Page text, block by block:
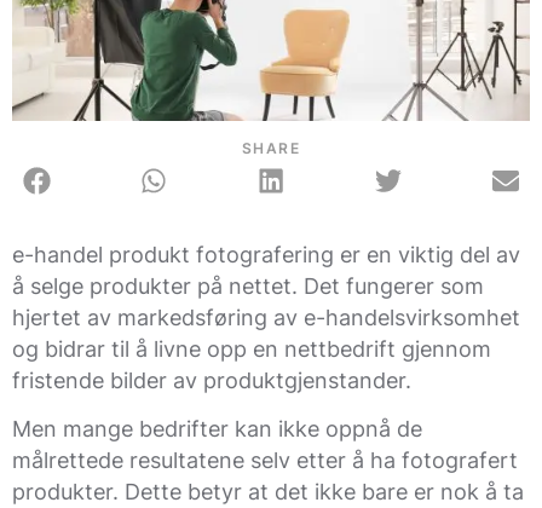
SHARE
e-handel produkt fotografering er en viktig del av
å selge produkter på nettet. Det fungerer som
hjertet av markedsføring av e-handelsvirksomhet
og bidrar til å livne opp en nettbedrift gjennom
fristende bilder av produktgjenstander.
Men mange bedrifter kan ikke oppnå de
målrettede resultatene selv etter å ha fotografert
produkter. Dette betyr at det ikke bare er nok å ta